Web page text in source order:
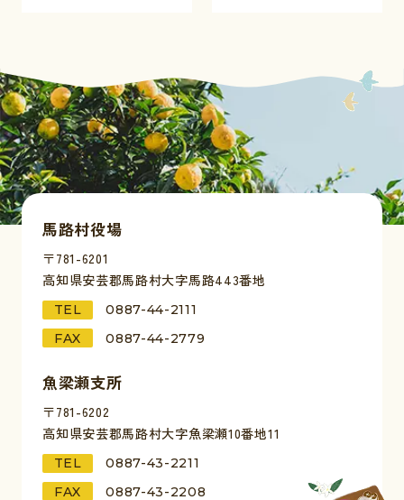
馬路村役場
〒781-6201
高知県安芸郡馬路村大字馬路443番地
TEL
0887-44-2111
FAX
0887-44-2779
魚梁瀬支所
〒781-6202
高知県安芸郡馬路村大字魚梁瀬10番地11
TEL
0887-43-2211
FAX
0887-43-2208